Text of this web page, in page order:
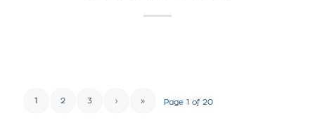
Page 1 of 20
1 2 3 › »